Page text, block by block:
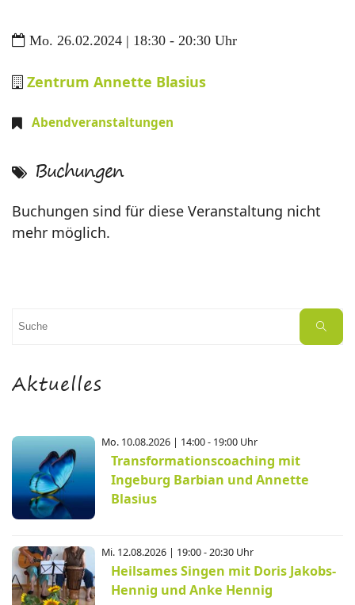
Mo. 26.02.2024 | 18:30 - 20:30 Uhr
Zentrum Annette Blasius
Abendveranstaltungen
Buchungen
Buchungen sind für diese Veranstaltung nicht
mehr möglich.
Suchen
Suche
Aktuelles
Mo. 10.08.2026 | 14:00 - 19:00 Uhr
Transformationscoaching mit
Ingeburg Barbian und Annette
Blasius
Mi. 12.08.2026 | 19:00 - 20:30 Uhr
Heilsames Singen mit Doris Jakobs-
Hennig und Anke Hennig